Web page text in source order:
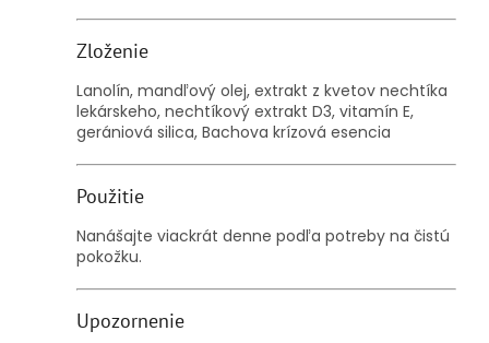
Zloženie
Lanolín, mandľový olej, extrakt z kvetov nechtíka
lekárskeho, nechtíkový extrakt D3, vitamín E,
gerániová silica, Bachova krízová esencia
Použitie
Nanášajte viackrát denne podľa potreby na čistú
pokožku.
Upozornenie